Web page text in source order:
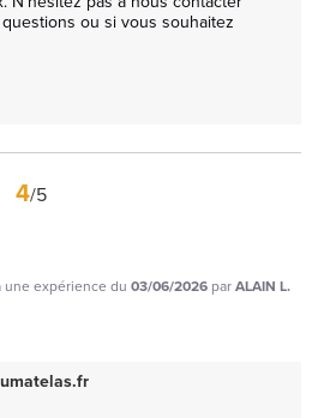
ou si vous souhaitez
4/5
une expérience du 03/06/2026 parALAIN L.